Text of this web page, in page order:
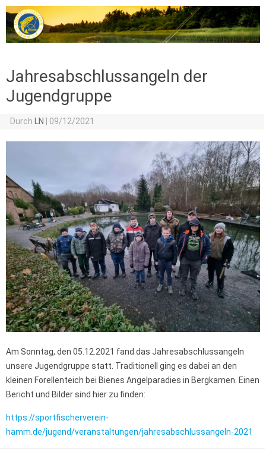
Jahresabschlussangeln der
Jugendgruppe
Durch LN 09/12/2021
Am Sonntag, den 05.12.2021 fand das Jahresabschlussangeln
unsere Jugendgruppe statt. Traditionell ging es dabei an den
kleinen Forellenteich bei Bienes Angelparadies in Bergkamen. Einen
Bericht und Bilder sind hier zu finden:
https://sportfischerverein-
hamm.de/jugend/veranstaltungen/jahresabschlussangeln-2021